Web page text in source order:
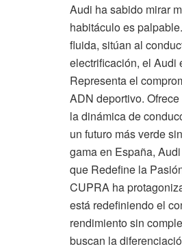
Audi ha sabido mirar
habitáculo es
fluida, sitúan al
electrificación, el Audi
Representa el
ADN deportivo.
la dinámica de
un futuro más verde
gama en España,
que Redefine la
CUPRA ha
está redefiniendo el
rendimiento sin
buscan la